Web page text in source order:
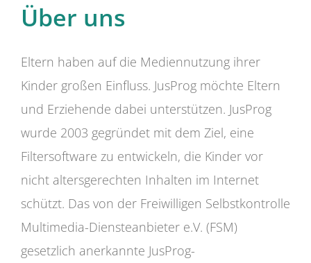
Über uns
Eltern haben auf die Mediennutzung ihrer
Kinder großen Einfluss. JusProg möchte Eltern
und Erziehende dabei unterstützen. JusProg
wurde 2003 gegründet mit dem Ziel, eine
Filtersoftware zu entwickeln, die Kinder vor
nicht altersgerechten Inhalten im Internet
schützt. Das von der Freiwilligen Selbstkontrolle
Multimedia-Diensteanbieter e.V. (FSM)
gesetzlich anerkannte JusProg-